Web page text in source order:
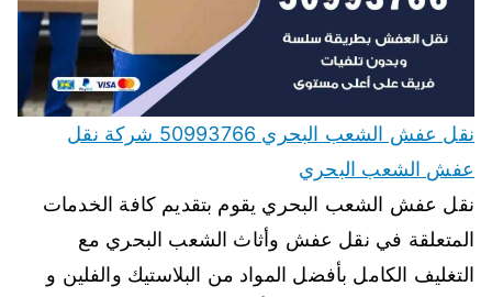
نقل عفش الشعب البحري 50993766 شركة نقل
عفش الشعب البحري
نقل عفش الشعب البحري يقوم بتقديم كافة الخدمات
المتعلقة في نقل عفش وأثاث الشعب البحري مع
التغليف الكامل بأفضل المواد من البلاستيك والفلين و